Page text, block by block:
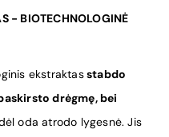
- BIOTECHNOLOGINĖ
ekstraktasstabdo
drėgmę, bei
oda atrodo lygesnė. Jis